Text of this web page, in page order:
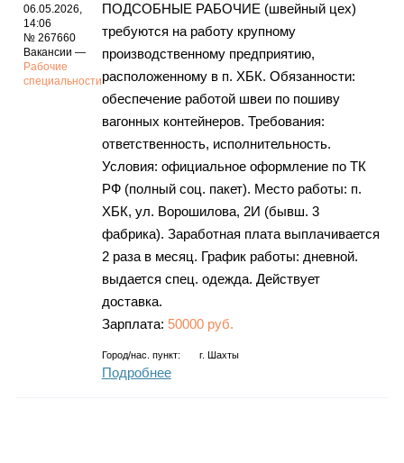
06.05.2026,
14:06
№ 267660
Вакансии —
Рабочие
специальности
ПОДСОБНЫЕ РАБОЧИЕ (швейный цех)
требуются на работу крупному
производственному предприятию,
расположенному в п. ХБК. Обязанности:
обеспечение работой швеи по пошиву
вагонных контейнеров. Требования:
ответственность, исполнительность.
Условия: официальное оформление по ТК
РФ (полный соц. пакет). Место работы: п.
ХБК, ул. Ворошилова, 2И (бывш. 3
фабрика). Заработная плата выплачивается
2 раза в месяц. График работы: дневной.
выдается спец. одежда. Действует
доставка.
Зарплата: 50000 руб.
Город/нас. пункт: г. Шахты
Подробнее